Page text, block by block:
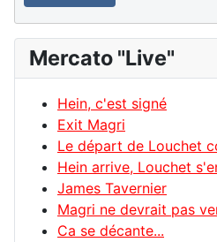
Mercato "Live"
Hein, c'est signé
Exit Magri
Le départ de Louchet
Hein arrive, Louchet
James Tavernier
Magri ne devrait pas
Ca se décante...